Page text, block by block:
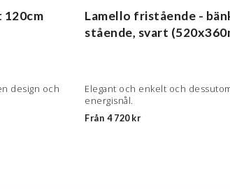
120cm
design och
Lamello fristående -
stående, svart
Elegant och enkelt och
energisnål.
Från 4 720 kr